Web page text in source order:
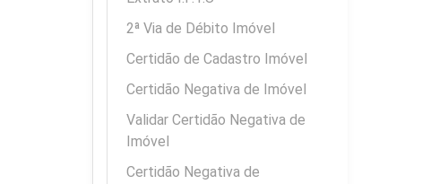
2ª Via de Débito Imóvel
Certidão de Cadastro Imóvel
Certidão Negativa de Imóvel
Validar Certidão Negativa de
Imóvel
Certidão Negativa de